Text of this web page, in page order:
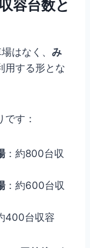
容台数と
はなく、 み
用する形とな
す：
：約800台収
：約600台収
400台収容